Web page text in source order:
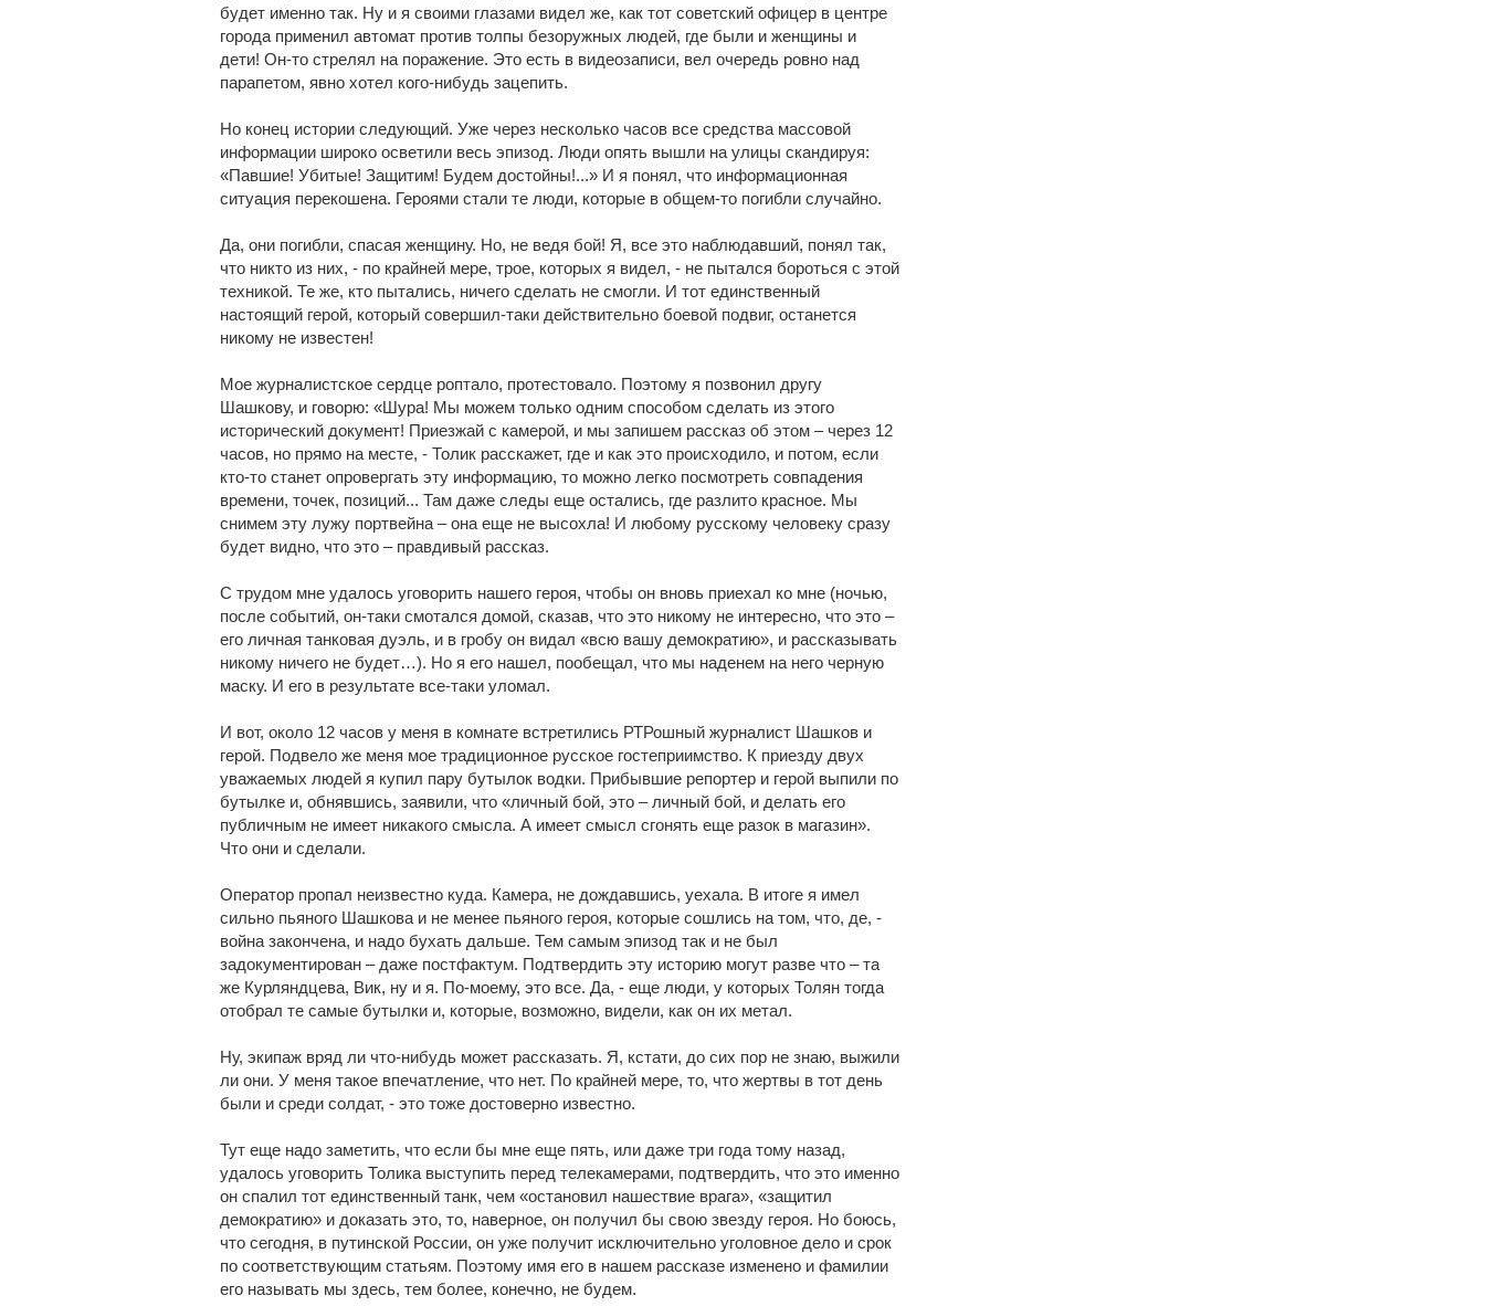
будет именно так. Ну и я своими глазами видел же, как тот советский офицер в центре
города применил автомат против толпы безоружных людей, где были и женщины и
дети! Он-то стрелял на поражение. Это есть в видеозаписи, вел очередь ровно над
парапетом, явно хотел кого-нибудь зацепить.
Но конец истории следующий. Уже через несколько часов все средства массовой
информации широко осветили весь эпизод. Люди опять вышли на улицы скандируя:
«Павшие! Убитые! Защитим! Будем достойны!...» И я понял, что информационная
ситуация перекошена. Героями стали те люди, которые в общем-то погибли случайно.
Да, они погибли, спасая женщину. Но, не ведя бой! Я, все это наблюдавший, понял так,
что никто из них, - по крайней мере, трое, которых я видел, - не пытался бороться с этой
техникой. Те же, кто пытались, ничего сделать не смогли. И тот единственный
настоящий герой, который совершил-таки действительно боевой подвиг, останется
никому не известен!
Мое журналистское сердце роптало, протестовало. Поэтому я позвонил другу
Шашкову, и говорю: «Шура! Мы можем только одним способом сделать из этого
исторический документ! Приезжай с камерой, и мы запишем рассказ об этом – через 12
часов, но прямо на месте, - Толик расскажет, где и как это происходило, и потом, если
кто-то станет опровергать эту информацию, то можно легко посмотреть совпадения
времени, точек, позиций... Там даже следы еще остались, где разлито красное. Мы
снимем эту лужу портвейна – она еще не высохла! И любому русскому человеку сразу
будет видно, что это – правдивый рассказ.
С трудом мне удалось уговорить нашего героя, чтобы он вновь приехал ко мне (ночью,
после событий, он-таки смотался домой, сказав, что это никому не интересно, что это –
его личная танковая дуэль, и в гробу он видал «всю вашу демократию», и рассказывать
никому ничего не будет…). Но я его нашел, пообещал, что мы наденем на него черную
маску. И его в результате все-таки уломал.
И вот, около 12 часов у меня в комнате встретились РТРошный журналист Шашков и
герой. Подвело же меня мое традиционное русское гостеприимство. К приезду двух
уважаемых людей я купил пару бутылок водки. Прибывшие репортер и герой выпили по
бутылке и, обнявшись, заявили, что «личный бой, это – личный бой, и делать его
публичным не имеет никакого смысла. А имеет смысл сгонять еще разок в магазин».
Что они и сделали.
Оператор пропал неизвестно куда. Камера, не дождавшись, уехала. В итоге я имел
сильно пьяного Шашкова и не менее пьяного героя, которые сошлись на том, что, де, -
война закончена, и надо бухать дальше. Тем самым эпизод так и не был
задокументирован – даже постфактум. Подтвердить эту историю могут разве что – та
же Курляндцева, Вик, ну и я. По-моему, это все. Да, - еще люди, у которых Толян тогда
отобрал те самые бутылки и, которые, возможно, видели, как он их метал.
Ну, экипаж вряд ли что-нибудь может рассказать. Я, кстати, до сих пор не знаю, выжили
ли они. У меня такое впечатление, что нет. По крайней мере, то, что жертвы в тот день
были и среди солдат, - это тоже достоверно известно.
Тут еще надо заметить, что если бы мне еще пять, или даже три года тому назад,
удалось уговорить Толика выступить перед телекамерами, подтвердить, что это именно
он спалил тот единственный танк, чем «остановил нашествие врага», «защитил
демократию» и доказать это, то, наверное, он получил бы свою звезду героя. Но боюсь,
что сегодня, в путинской России, он уже получит исключительно уголовное дело и срок
по соответствующим статьям. Поэтому имя его в нашем рассказе изменено и фамилии
его называть мы здесь, тем более, конечно, не будем.